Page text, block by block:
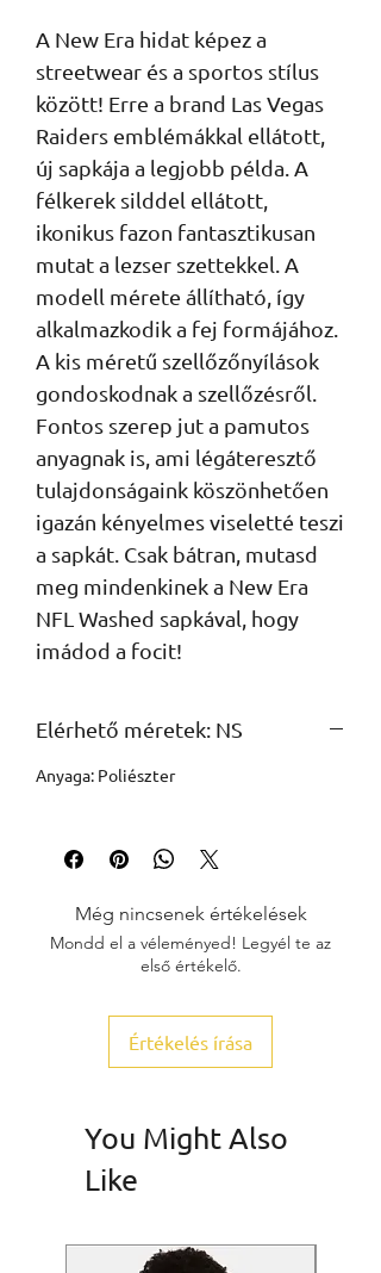
A New Era hidat képez a
streetwear és a sportos stílus
között! Erre a brand Las Vegas
Raiders emblémákkal ellátott,
új sapkája a legjobb példa. A
félkerek silddel ellátott,
ikonikus fazon fantasztikusan
mutat a lezser szettekkel. A
modell mérete állítható, így
alkalmazkodik a fej formájához.
A kis méretű szellőzőnyílások
gondoskodnak a szellőzésről.
Fontos szerep jut a pamutos
anyagnak is, ami légáteresztő
tulajdonságaink köszönhetően
igazán kényelmes viseletté teszi
a sapkát. Csak bátran, mutasd
meg mindenkinek a New Era
NFL Washed sapkával, hogy
imádod a focit!
Elérhető méretek: NS
Anyaga: Poliészter
Még nincsenek értékelések
Mondd el a véleményed! Legyél te az
első értékelő.
Értékelés írása
You Might Also
Like